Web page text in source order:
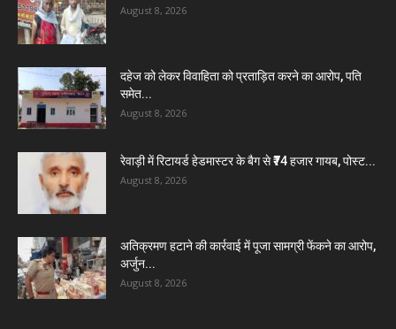
August 8, 2026
दहेज को लेकर विवाहिता को प्रताड़ित करने का आरोप, पति
समेत...
August 8, 2026
रेवाड़ी में रिटायर्ड हेडमास्टर के बैग से ₹74 हजार गायब, पोस्ट...
August 8, 2026
अतिक्रमण हटाने की कार्रवाई में पूजा सामग्री फेंकने का आरोप,
अर्जुन...
August 8, 2026